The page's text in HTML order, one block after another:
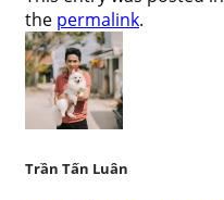
the permalink.
Trần Tấn Luân